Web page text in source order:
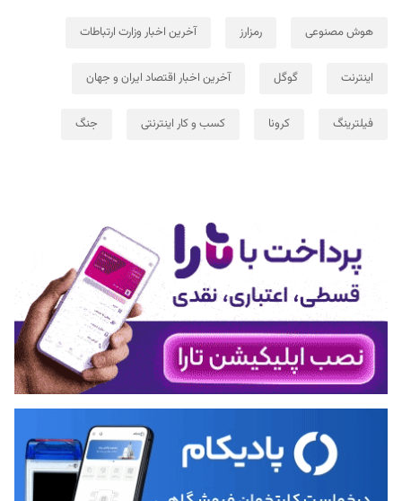
هوش مصنوعی رمزارز آخرین اخبار وزارت ارتباطات
اینترنت گوگل آخرین اخبار اقتصاد ایران و جهان
فیلترینگ کرونا کسب و کار اینترنتی جنگ